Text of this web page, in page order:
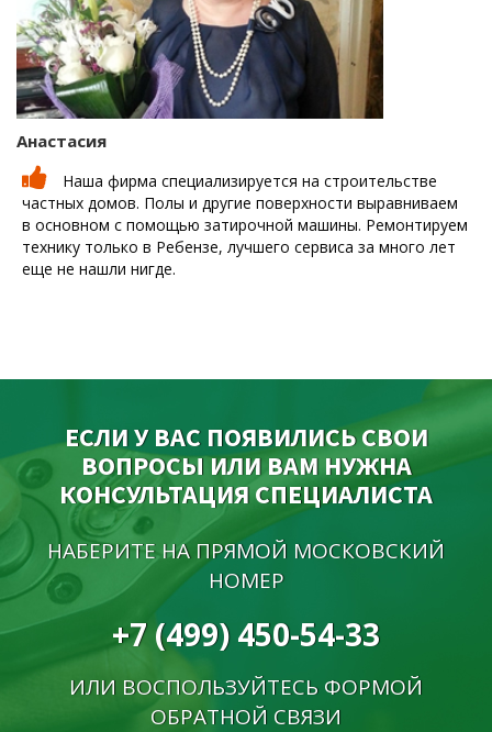
Анастасия
Наша фирма специализируется на строительстве
частных домов. Полы и другие поверхности выравниваем
в основном с помощью затирочной машины. Ремонтируем
технику только в Ребензе, лучшего сервиса за много лет
еще не нашли нигде.
ЕСЛИ У ВАС ПОЯВИЛИСЬ СВОИ
ВОПРОСЫ ИЛИ ВАМ НУЖНА
КОНСУЛЬТАЦИЯ СПЕЦИАЛИСТА
НАБЕРИТЕ НА ПРЯМОЙ МОСКОВСКИЙ
НОМЕР
+7 (499) 450-54-33
ИЛИ ВОСПОЛЬЗУЙТЕСЬ ФОРМОЙ
ОБРАТНОЙ СВЯЗИ